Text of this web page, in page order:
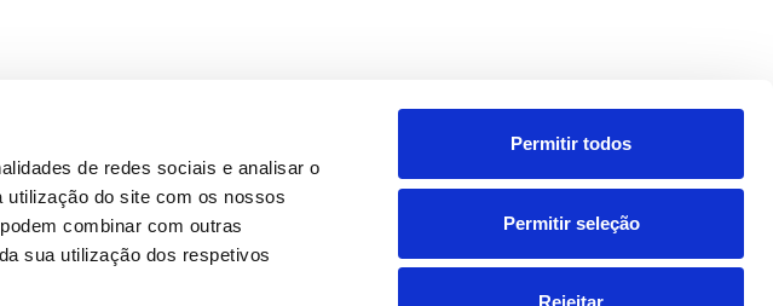
de redes sociais e analisar o
utilização do site com os nossos
combinar com outras
sua utilização dos respetivos
Permitir todos
Permitir seleção
Rejeitar